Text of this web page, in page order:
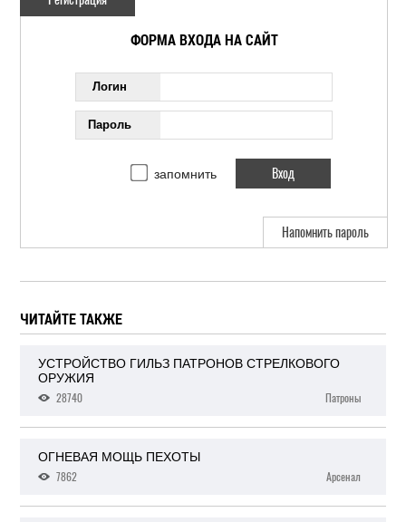
ФОРМА ВХОДА НА САЙТ
Логин
Пароль
запомнить
Напомнить пароль
ЧИТАЙТЕ ТАКЖЕ
УСТРОЙСТВО ГИЛЬЗ ПАТРОНОВ СТРЕЛКОВОГО
ОРУЖИЯ
28740
Патроны
ОГНЕВАЯ МОЩЬ ПЕХОТЫ
7862
Арсенал